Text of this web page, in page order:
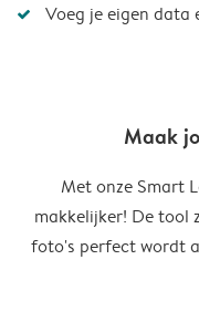
Voeg je eigen data
Maak
Met onze Smart
makkelijker! De tool
foto's perfect wordt